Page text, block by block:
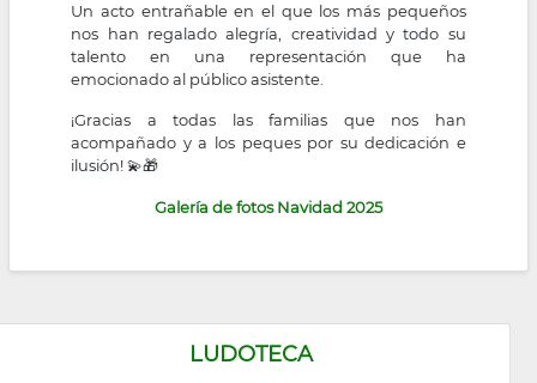
LUDOTECA
Un acto entrañable en el que los más pequeños
nos han regalado alegría, creatividad y todo su
talento en una representación que ha
emocionado al público asistente.
¡Gracias a todas las familias que nos han
acompañado y a los peques por su dedicación e
ilusión! 💫🎁
Galería de fotos Navidad 2025